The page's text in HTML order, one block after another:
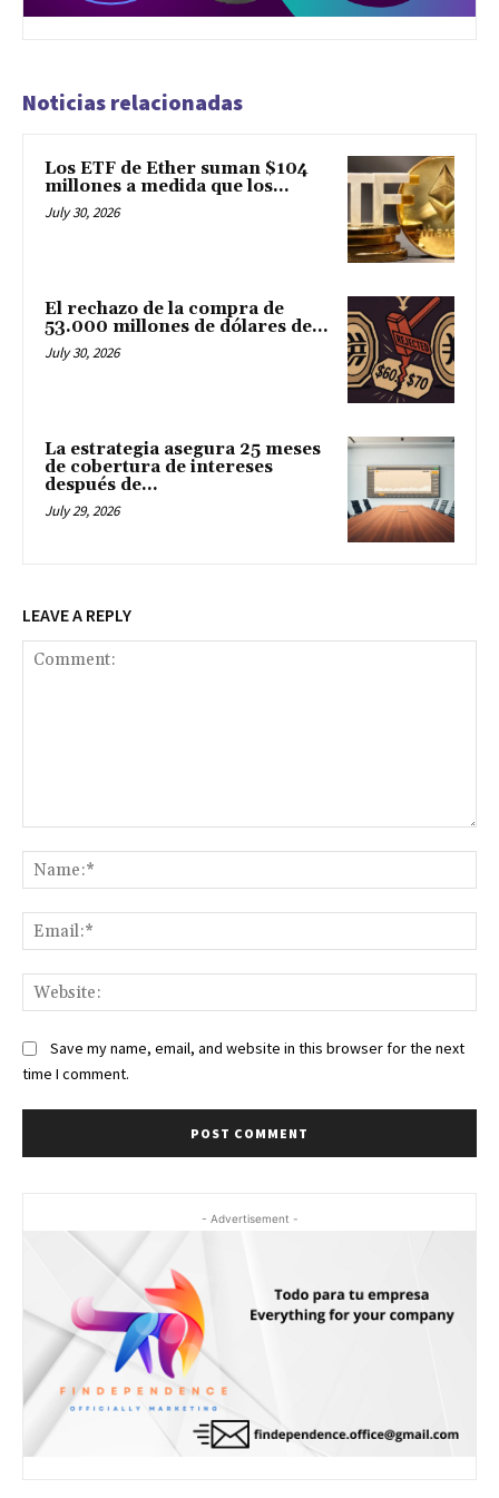
Noticias relacionadas
Los ETF de Ether suman $104
millones a medida que los...
July 30, 2026
El rechazo de la compra de
53.000 millones de dólares de...
July 30, 2026
La estrategia asegura 25 meses
de cobertura de intereses
después de...
July 29, 2026
LEAVE A REPLY
Save my name, email, and website in this browser for the next
time I comment.
- Advertisement -